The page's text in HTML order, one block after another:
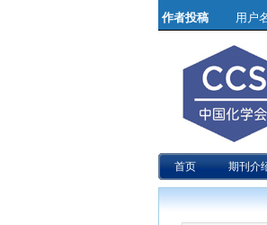
作者投稿 用户
首页 期刊介